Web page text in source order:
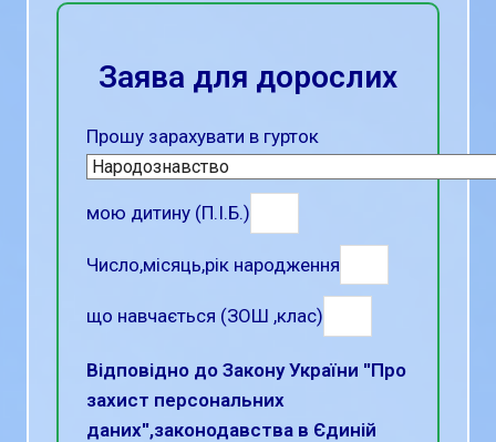
Заява для дорослих
Прошу зарахувати в гурток
мою дитину (П.І.Б.)
Число,місяць,рік народження
що навчається (ЗОШ ,клас)
Відповідно до Закону України ''Про
захист персональних
даних'',законодавства в Єдиній